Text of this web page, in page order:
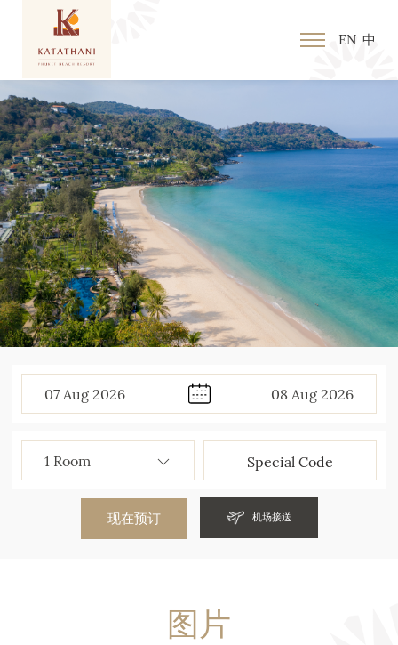
EN 中
07 Aug 2026 08 Aug 2026
现在预订 机场接送
图片